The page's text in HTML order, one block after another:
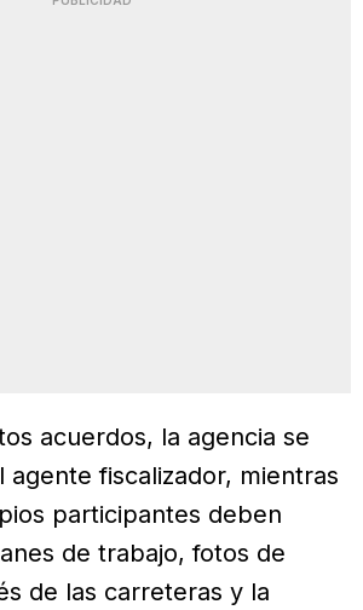
acuerdos, la agencia se
agente fiscalizador, mientras
participantes deben
de trabajo, fotos de
de las carreteras y la